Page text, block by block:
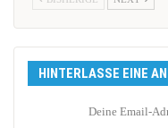
HINTERLASSE EINE
Deine Email-